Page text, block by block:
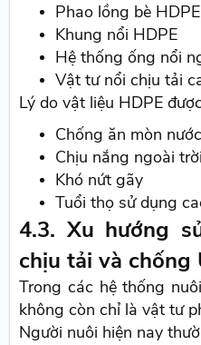
Phao lồng bè HDPE
Khung nổi HDPE
Hệ thống ống nổi
Vật tư nổi chịu tải
Lý do vật liệu HDPE
Chống ăn mòn
Chịu nắng ngoài
Khó nứt gãy
Tuổi thọ sử dụng
4.3. Xu hướng
chịu tải và chống
Trong các hệ thống
không còn chỉ là vật tư
Người nuôi hiện nay